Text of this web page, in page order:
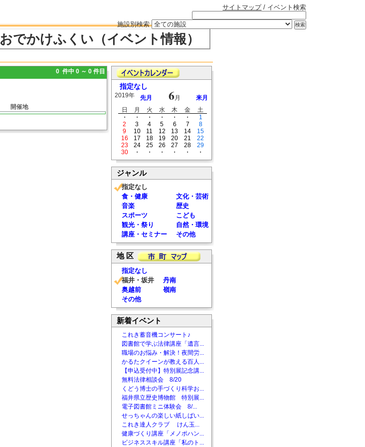
サイトマップ/ イベント検索
施設別検索
おでかけふくい（イベント情報）
0 件中 0 ～ 0 件目
開催地
指定なし
2019年 先月 6月
来月
日
月 火 水 木 金
土
・
・ ・ ・ ・ ・
1
2
3 4 5 6 7
8
9
10 11 12 13 14
15
16
17 18 19 20 21
22
23
24 25 26 27 28
29
30
・ ・ ・ ・ ・ ・
ジャンル
指定なし
食・健康
文化・芸術
音楽
歴史
スポーツ
こども
観光・祭り
自然・環境
講座・セミナー
その他
地 区
指定なし
福井・坂井
丹南
奥越前
嶺南
その他
新着イベント
これき蓄音機コンサート♪
図書館で学ぶ法律講座「遺言...
職場のお悩み・解決！夜間労...
かるたクイーンが教える百人...
【申込受付中】特別展記念講...
無料法律相談会 8/20
くどう博士の手づくり科学お...
福井県立歴史博物館 特別展...
電子図書館ミニ体験会 8/...
せっちゃんの楽しい紙しばい...
これき達人クラブ けん玉...
健康づくり講座「メノポハン...
ビジネススキル講座「私のト...